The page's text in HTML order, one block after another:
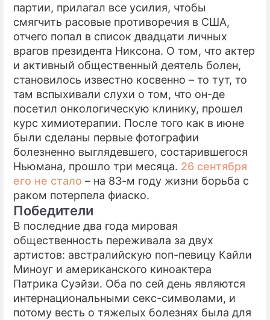
партии, прилагал все усилия, чтобы
смягчить расовые противоречия в США,
отчего попал в список двадцати личных
врагов президента Никсона. О том, что актер
и активный общественный деятель болен,
становилось известно косвенно – то тут, то
там вспыхивали слухи о том, что он-де
посетил онкологическую клинику, прошел
курс химиотерапии. После того как в июне
были сделаны первые фотографии
болезненно выглядевшего, состарившегося
Ньюмана, прошло три месяца. 26 сентября
его не стало – на 83-м году жизни борьба с
раком потерпела фиаско.
Победители
В последние два года мировая
общественность переживала за двух
артистов: австралийскую поп-певицу Кайли
Миноуг и американского киноактера
Патрика Суэйзи. Оба по сей день являются
интернациональными секс-символами, и
потому весть о тяжелых болезнях была для